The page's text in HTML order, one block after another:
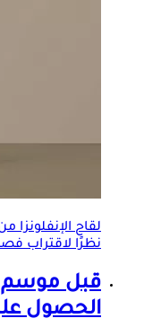
لقاح الإنفلونزامن
نظرًا لاقتراب
الحصول